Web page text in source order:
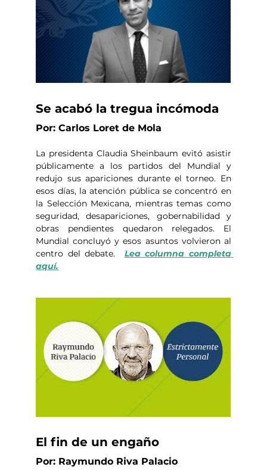
Se acabó la tregua incómoda
Por: Carlos Loret de Mola
La presidenta Claudia Sheinbaum evitó asistir
públicamente a los partidos del Mundial y
redujo sus apariciones durante el torneo. En
esos días, la atención pública se concentró en
la Selección Mexicana, mientras temas como
seguridad, desapariciones, gobernabilidad y
obras pendientes quedaron relegados. El
Mundial concluyó y esos asuntos volvieron al
centro del debate. Lea columna completa
aquí.
El fin de un engaño
Por: Raymundo Riva Palacio